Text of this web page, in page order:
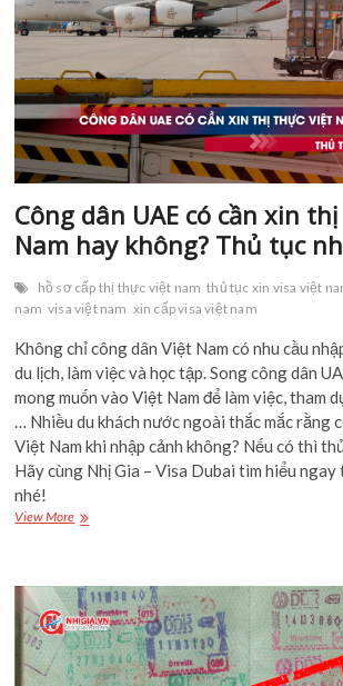
Công dân UAE có cần xin
Nam hay không? Thủ tục
hồ sơ cấp thị thực việt nam thủ tục xin visa việt
nam visa việt nam xin cấp visa việt nam
Không chỉ công dân Việt Nam có nhu cầu
du lịch, làm việc và học tập. Song công dân
mong muốn vào Việt Nam để làm việc, tham
… Nhiều du khách nước ngoài thắc mắc rằng
Việt Nam khi nhập cảnh không? Nếu có thì
Hãy cùng Nhị Gia – Visa Dubai tìm hiểu
nhé!
View MoreCông
cần
xin
thị
thực
Việt